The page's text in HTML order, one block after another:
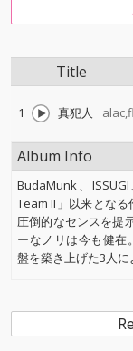
Title
1 真犯人
Album Info
BudaMunk、
Team II」以来とな
圧倒的なセンスを提
ーなノリは今も健在
盤を築き上げた3人に